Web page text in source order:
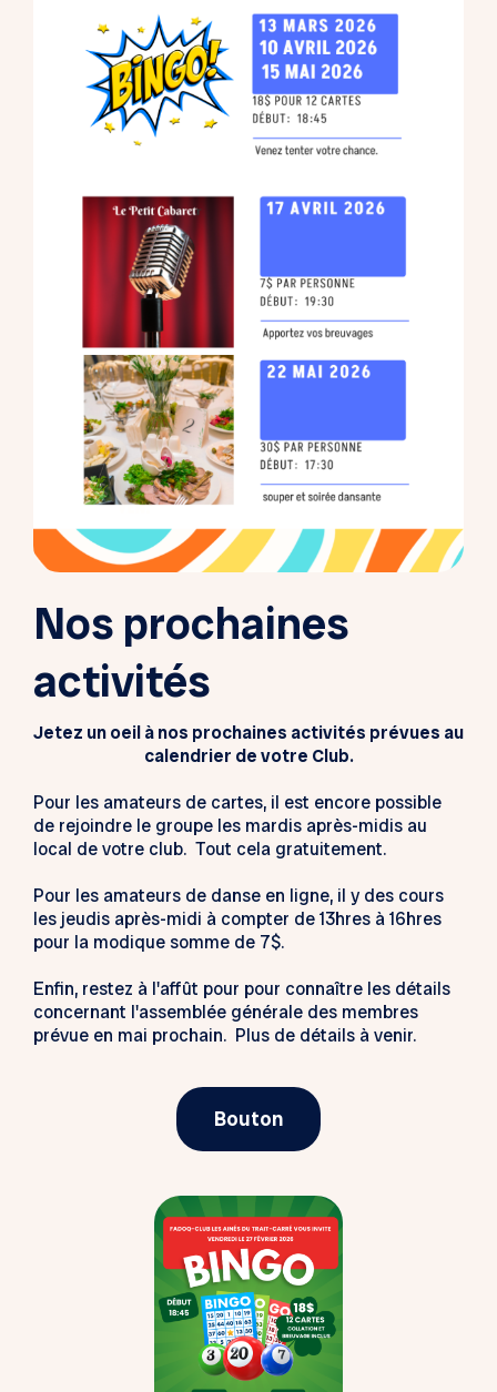
Nos prochaines
activités
Jetez un oeil à nos prochaines activités prévues au
calendrier de votre Club.
Pour les amateurs de cartes, il est encore possible
de rejoindre le groupe les mardis après-midis au
local de votre club. Tout cela gratuitement.
Pour les amateurs de danse en ligne, il y des cours
les jeudis après-midi à compter de 13hres à 16hres
pour la modique somme de 7$.
Enfin, restez à l'affût pour pour connaître les détails
concernant l'assemblée générale des membres
prévue en mai prochain. Plus de détails à venir.
Bouton